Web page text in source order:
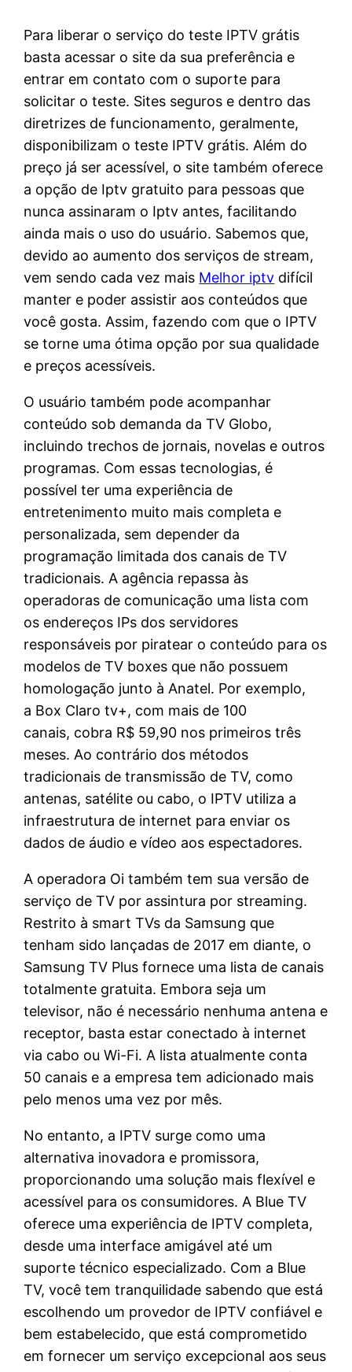
Para liberar o serviço do teste IPTV grátis
basta acessar o site da sua preferência e
entrar em contato com o suporte para
solicitar o teste. Sites seguros e dentro das
diretrizes de funcionamento, geralmente,
disponibilizam o teste IPTV grátis. Além do
preço já ser acessível, o site também oferece
a opção de Iptv gratuito para pessoas que
nunca assinaram o Iptv antes, facilitando
ainda mais o uso do usuário. Sabemos que,
devido ao aumento dos serviços de stream,
vem sendo cada vez mais Melhor iptv difícil
manter e poder assistir aos conteúdos que
você gosta. Assim, fazendo com que o IPTV
se torne uma ótima opção por sua qualidade
e preços acessíveis.
O usuário também pode acompanhar
conteúdo sob demanda da TV Globo,
incluindo trechos de jornais, novelas e outros
programas. Com essas tecnologias, é
possível ter uma experiência de
entretenimento muito mais completa e
personalizada, sem depender da
programação limitada dos canais de TV
tradicionais. A agência repassa às
operadoras de comunicação uma lista com
os endereços IPs dos servidores
responsáveis por piratear o conteúdo para os
modelos de TV boxes que não possuem
homologação junto à Anatel. Por exemplo,
a Box Claro tv+, com mais de 100
canais, cobra R$ 59,90 nos primeiros três
meses. Ao contrário dos métodos
tradicionais de transmissão de TV, como
antenas, satélite ou cabo, o IPTV utiliza a
infraestrutura de internet para enviar os
dados de áudio e vídeo aos espectadores.
A operadora Oi também tem sua versão de
serviço de TV por assintura por streaming.
Restrito à smart TVs da Samsung que
tenham sido lançadas de 2017 em diante, o
Samsung TV Plus fornece uma lista de canais
totalmente gratuita. Embora seja um
televisor, não é necessário nenhuma antena e
receptor, basta estar conectado à internet
via cabo ou Wi-Fi. A lista atualmente conta
50 canais e a empresa tem adicionado mais
pelo menos uma vez por mês.
No entanto, a IPTV surge como uma
alternativa inovadora e promissora,
proporcionando uma solução mais flexível e
acessível para os consumidores. A Blue TV
oferece uma experiência de IPTV completa,
desde uma interface amigável até um
suporte técnico especializado. Com a Blue
TV, você tem tranquilidade sabendo que está
escolhendo um provedor de IPTV confiável e
bem estabelecido, que está comprometido
em fornecer um serviço excepcional aos seus